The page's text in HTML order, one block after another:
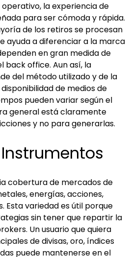
la experiencia de
para ser cómoda y rápida.
de los retiros se procesan
ayuda a diferenciar a la marca
en gran medida de
back office. Aun así, la
del método utilizado y de la
de medios de
pueden variar según el
general está claramente
y no para generarlas.
cobertura de mercados de
energías, acciones,
Esta variedad es útil porque
sin tener que repartir la
Un usuario que quiera
de divisas, oro, índices
puede mantenerse en el